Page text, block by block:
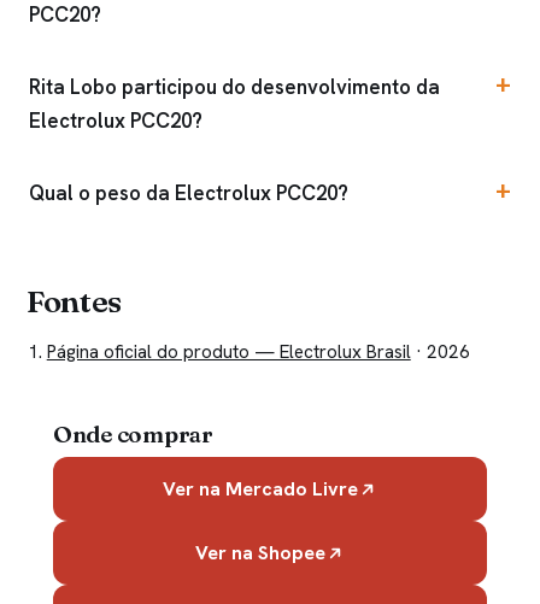
PCC20?
Rita Lobo participou do desenvolvimento da
Electrolux PCC20?
Qual o peso da Electrolux PCC20?
Fontes
Página oficial do produto — Electrolux Brasil · 2026
Onde comprar
Ver na Mercado Livre
Ver na Shopee